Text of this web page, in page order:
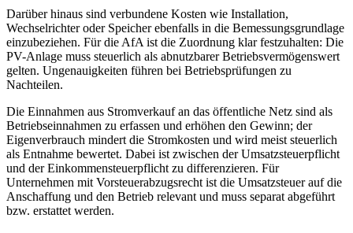
Darüber hinaus sind verbundene Kosten wie Installation,
Wechselrichter oder Speicher ebenfalls in die Bemessungsgrundlage
einzubeziehen. Für die AfA ist die Zuordnung klar festzuhalten: Die
PV-Anlage muss steuerlich als abnutzbarer Betriebsvermögenswert
gelten. Ungenauigkeiten führen bei Betriebsprüfungen zu
Nachteilen.
Die Einnahmen aus Stromverkauf an das öffentliche Netz sind als
Betriebseinnahmen zu erfassen und erhöhen den Gewinn; der
Eigenverbrauch mindert die Stromkosten und wird meist steuerlich
als Entnahme bewertet. Dabei ist zwischen der Umsatzsteuerpflicht
und der Einkommensteuerpflicht zu differenzieren. Für
Unternehmen mit Vorsteuerabzugsrecht ist die Umsatzsteuer auf die
Anschaffung und den Betrieb relevant und muss separat abgeführt
bzw. erstattet werden.